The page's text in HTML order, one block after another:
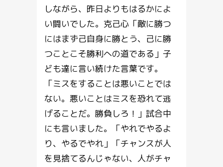
しながら、昨日よりもはるかによ
い闘いでした。克己心「敵に勝つ
にはまず己自身に勝とう、己に勝
つことこそ勝利への道である」子
ども達に言い続けた言葉です。
「ミスをすることは悪いことでは
ない。悪いことはミスを恐れて逃
げることだ。勝負しろ！」試合中
にも言いました。「やれでやるよ
り、やるでやれ」「チャンスが人
を見捨てるんじゃない、人がチャ